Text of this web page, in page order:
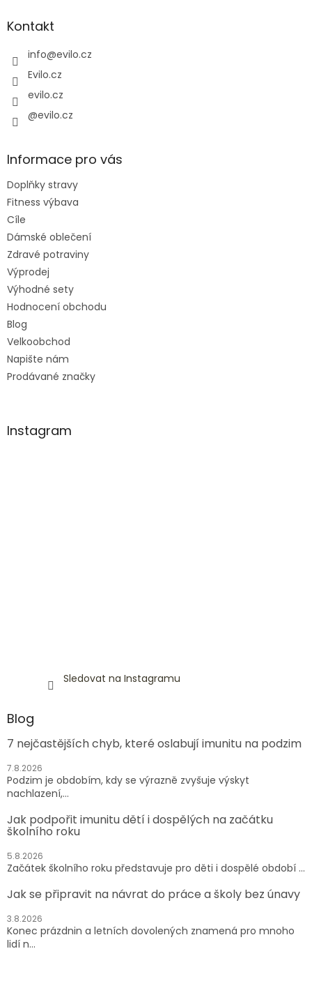
aKontakt
info@evilo.cz
Evilo.cz
evilo.cz
@evilo.cz
Informace pro vás
Doplňky stravy
Fitness výbava
Cíle
Dámské oblečení
Zdravé potraviny
Výprodej
Výhodné sety
Hodnocení obchodu
Blog
Velkoobchod
Napište nám
Prodávané značky
Instagram
Sledovat na Instagramu
Blog
7 nejčastějších chyb, které oslabují imunitu na podzim
7.8.2026
Podzim je obdobím, kdy se výrazně zvyšuje výskyt
nachlazení,...
Jak podpořit imunitu dětí i dospělých na začátku
školního roku
5.8.2026
Začátek školního roku představuje pro děti i dospělé období ...
Jak se připravit na návrat do práce a školy bez únavy
3.8.2026
Konec prázdnin a letních dovolených znamená pro mnoho
lidí n...